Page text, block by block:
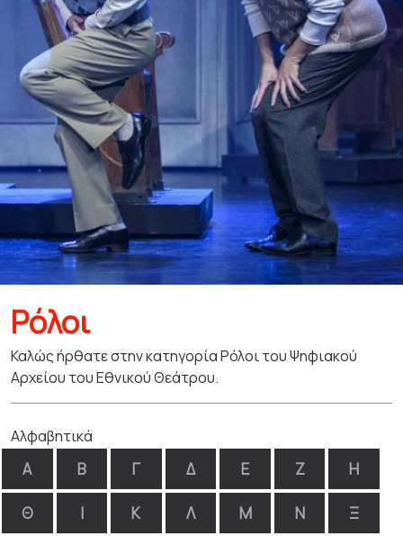
Ρόλοι
Καλώς ήρθατε στην κατηγορία Ρόλοι του Ψηφιακού
Αρχείου του Εθνικού Θεάτρου.
Αλφαβητικά
Α Β Γ Δ Ε Ζ Η
Θ Ι Κ Λ Μ Ν Ξ